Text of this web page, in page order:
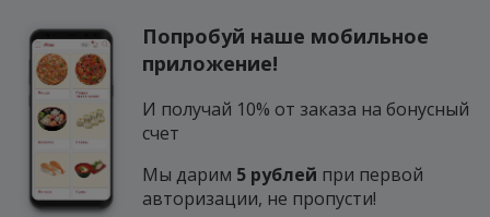
Попробуй наше мобильное
приложение!
И получай 10% от заказа на бонусный
счет
Мы дарим 5 рублей при первой
авторизации, не пропусти!